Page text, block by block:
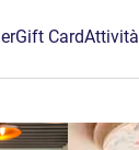
Gift CardAttività